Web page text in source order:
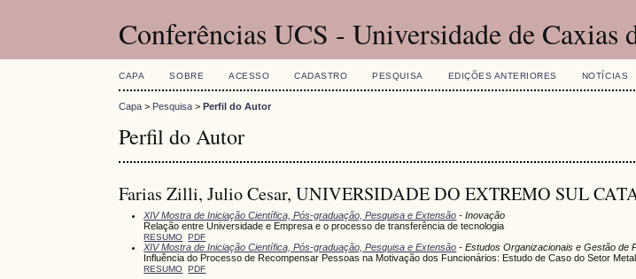
Conferências UCS - Universidade de Caxias
CAPA SOBRE ACESSO CADASTRO PESQUISA EDIÇÕES ANTERIORES NOTÍCIAS
Capa > Pesquisa >Perfil do Autor
Perfil do Autor
Farias Zilli, Julio Cesar, UNIVERSIDADE DO EXTREMO SUL
XIV Mostra de Iniciação Científica, Pós-graduação, Pesquisa e Extensão - Inovação
Relação entre Universidade e Empresa e o processo de transferência de tecnologia
RESUMO PDF
XIV Mostra de Iniciação Científica, Pós-graduação, Pesquisa e Extensão - Estudos Organizacionais e Gestão de
Influência do Processo de Recompensar Pessoas na Motivação dos Funcionários: Estudo de Caso do Setor
RESUMO PDF